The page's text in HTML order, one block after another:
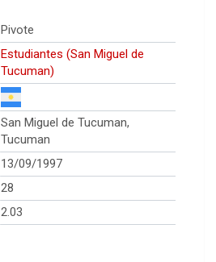
Pivote
Estudiantes (San Miguel de
Tucuman)
San Miguel de Tucuman,
Tucuman
13/09/1997
28
2.03